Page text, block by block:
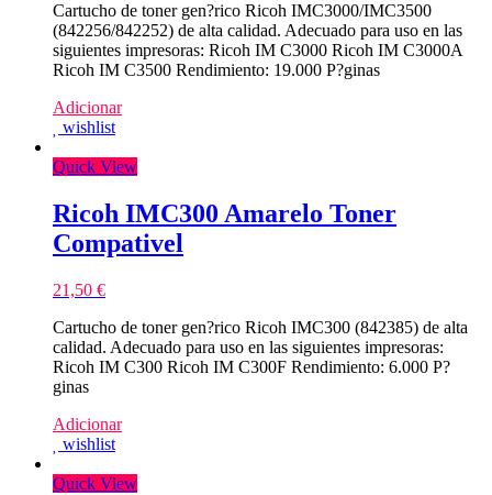
Cartucho de toner gen?rico Ricoh IMC3000/IMC3500
(842256/842252) de alta calidad. Adecuado para uso en las
siguientes impresoras: Ricoh IM C3000 Ricoh IM C3000A
Ricoh IM C3500 Rendimiento: 19.000 P?ginas
Adicionar
wishlist
Quick View
Ricoh IMC300 Amarelo Toner
Compativel
21,50 €
Cartucho de toner gen?rico Ricoh IMC300 (842385) de alta
calidad. Adecuado para uso en las siguientes impresoras:
Ricoh IM C300 Ricoh IM C300F Rendimiento: 6.000 P?
ginas
Adicionar
wishlist
Quick View